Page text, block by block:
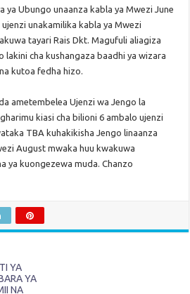
ya Ubungo unaanza kabla ya Mwezi June
unakamilika kabla ya Mwezi
tayari Rais Dkt. Magufuli aliagiza
lakini cha kushangaza baadhi ya wizara
kutoa fedha hizo.
ametembelea Ujenzi wa Jengo la
kiasi cha bilioni 6 ambalo ujenzi
TBA kuhakikisha Jengo linaanza
August mwaka huu kwakuwa
ya kuongezewa muda. Chanzo
YA
YA
NA